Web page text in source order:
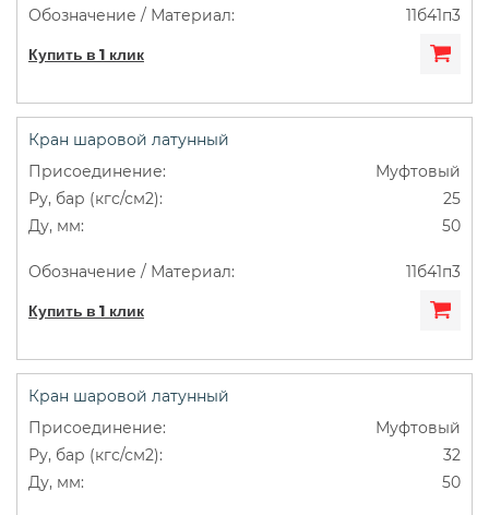
11б41п3
Купить в 1 клик
Кран шаровой латунный
Муфтовый
25
50
11б41п3
Купить в 1 клик
Кран шаровой латунный
Муфтовый
32
50